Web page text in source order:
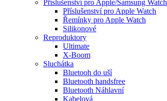
Příslušenství pro Apple/Samsung Watch
Příslušenství pro Apple Watch
Řemínky pro Apple Watch
Silikonové
Reproduktory
Ultimate
X-Boom
Sluchátka
Bluetooh do uší
Bluetooth handsfree
Bluetooth Náhlavní
Kabelová